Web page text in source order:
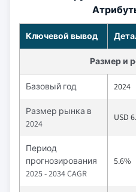
Ключевой вывод
Размер и
Базовый год 2024
Размер рынка в
2024
USD
Период
прогнозирования
2025 - 2034 CAGR
5.6%